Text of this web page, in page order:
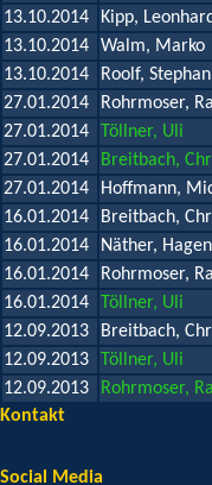
13.10.2014
Kipp, Leonhard
13.10.2014
Walm, Marko
13.10.2014
Roolf, Stephan
27.01.2014
Rohrmoser,
27.01.2014
Töllner, Uli
27.01.2014
Breitbach,
27.01.2014
Hoffmann,
16.01.2014
Breitbach,
16.01.2014
Näther, Hagen
16.01.2014
Rohrmoser,
16.01.2014
Töllner, Uli
12.09.2013
Breitbach,
12.09.2013
Töllner, Uli
12.09.2013
Rohrmoser,
Kontakt
Social Media